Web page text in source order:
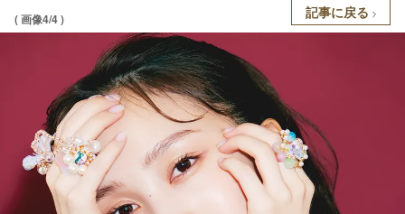
( 画像4/4 ) 記事に戻る